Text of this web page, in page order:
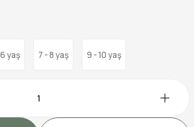
yaş 7 - 8 yaş 9 - 10 yaş